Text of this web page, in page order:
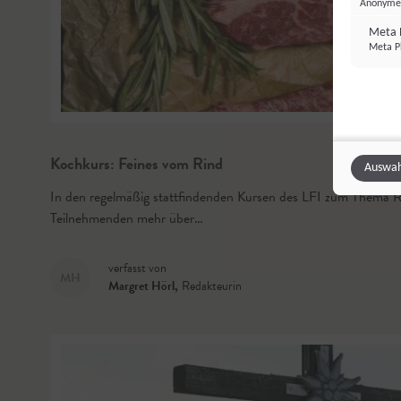
Kochkurs: Feines vom Rind
In den regelmäßig stattfindenden Kursen des LFI zum Thema
Teilnehmenden mehr über…
verfasst von
Margret Hörl, Redakteurin
Meta
Meta